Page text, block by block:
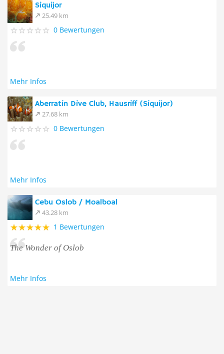
Siquijor
25.49 km
0 Bewertungen
Mehr Infos
Aberratin Dive Club, Hausriff (Siquijor)
27.68 km
0 Bewertungen
Mehr Infos
Cebu Oslob / Moalboal
43.28 km
1 Bewertungen
The Wonder of Oslob
Mehr Infos